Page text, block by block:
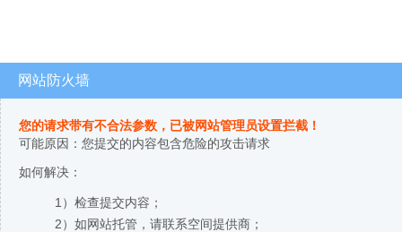
网站防火墙
您的请求带有不合法参数，已被网站管理员设置拦截！
可能原因：您提交的内容包含危险的攻击请求
如何解决：
1）检查提交内容；
2）如网站托管，请联系空间提供商；